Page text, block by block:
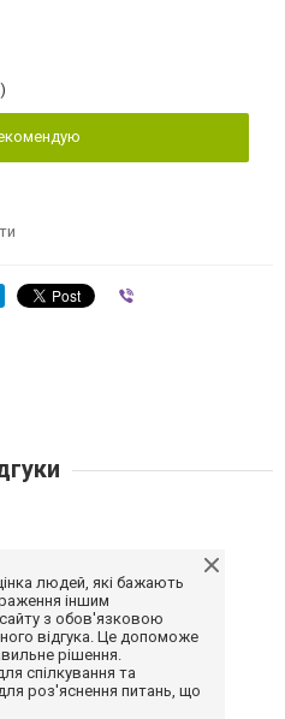
людей, які бажають
іншим
з обов'язковою
відгука. Це допоможе
рішення.
спілкування та
роз'яснення питань, що